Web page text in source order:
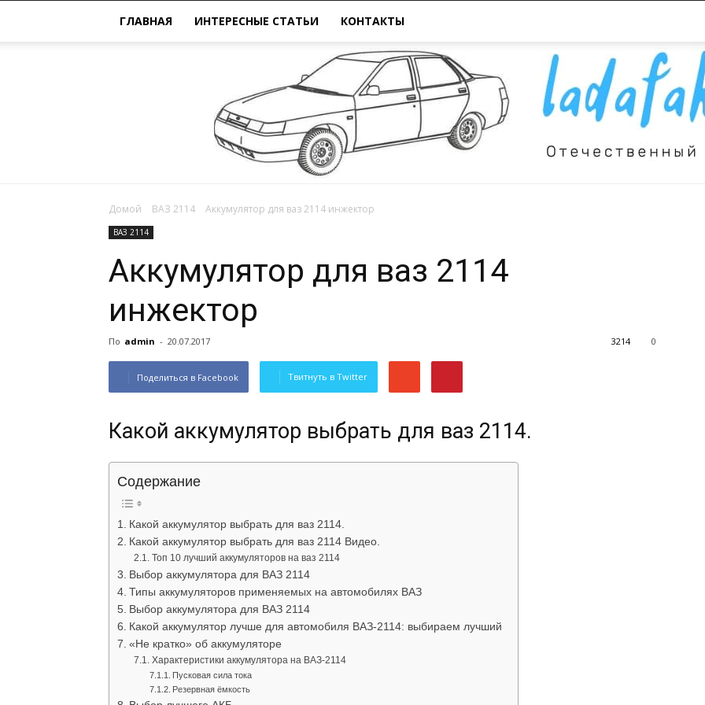
ГЛАВНАЯ ИНТЕРЕСНЫЕ СТАТЬИ КОНТАКТЫ
Домой ВАЗ 2114 Аккумулятор для ваз 2114 инжектор
ВАЗ 2114
Аккумулятор для ваз 2114
инжектор
По admin - 20.07.2017 0
3214
Поделиться в Facebook Твитнуть в Twitter
Какой аккумулятор выбрать для ваз 2114.
Содержание
Какой аккумулятор выбрать для ваз 2114.
Какой аккумулятор выбрать для ваз 2114 Видео.
Топ 10 лучший аккумуляторов на ваз 2114
Выбор аккумулятора для ВАЗ 2114
Типы аккумуляторов применяемых на автомобилях ВАЗ
Выбор аккумулятора для ВАЗ 2114
Какой аккумулятор лучше для автомобиля ВАЗ-2114: выбираем лучший
«Не кратко» об аккумуляторе
Характеристики аккумулятора на ВАЗ-2114
Пусковая сила тока
Резервная ёмкость